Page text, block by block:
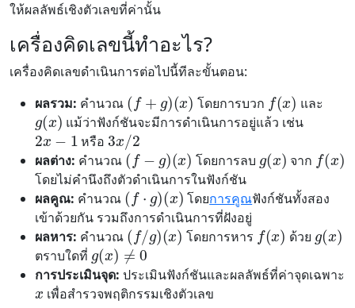
ให้ผลลัพธ์เชิงตัวเลขที่ค่านั้น
เครื่องคิดเลขนี้ทำอะไร?
เครื่องคิดเลขดำเนินการต่อไปนี้ทีละขั้นตอน:
ผลรวม: คำนวณ โดยการบวก และ
g(x)
แม้ว่าฟังก์ชันจะมีการดำเนินการอยู่แล้ว เช่น
2x−1
หรือ
3x/2
ผลต่าง: คำนวณ
(f−
โดยการลบ จาก
โดยไม่คำนึงถึงตัวดำเนินการในฟังก์ชัน
ผลคูณ: คำนวณ
(f⋅g)(x)
โดยการคูณฟังก์ชันทั้งสอง
เข้าด้วยกัน รวมถึงการดำเนินการที่ฝังอยู่
ผลหาร: คำนวณ
(f/g)(x)
โดยการหาร ด้วย
ตราบใดที่
g(x)≠0
การประเมินจุด: ประเมินฟังก์ชันและผลลัพธ์ที่ค่าจุดเฉพาะ
x
เพื่อสำรวจพฤติกรรมเชิงตัวเลข